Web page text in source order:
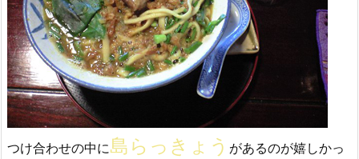
つけ合わせの中に島らっきょう があるのが嬉しかっ